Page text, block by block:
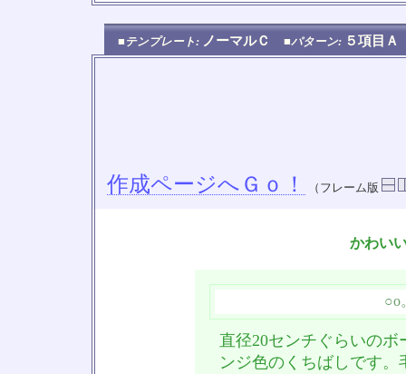
■テンプレート: ノーマルＣ ■パターン: ５項目
作成ページへＧｏ！ （フレーム版
かわい
○o
直径20センチぐらいの
ンジ色のくちばしです